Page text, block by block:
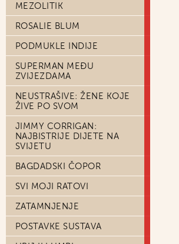
MEZOLITIK
ROSALIE BLUM
PODMUKLE INDIJE
SUPERMAN MEĐU
ZVIJEZDAMA
NEUSTRAŠIVE: ŽENE KOJE
ŽIVE PO SVOM
JIMMY CORRIGAN:
NAJBISTRIJE DIJETE NA
SVIJETU
BAGDADSKI ČOPOR
SVI MOJI RATOVI
ZATAMNJENJE
POSTAVKE SUSTAVA